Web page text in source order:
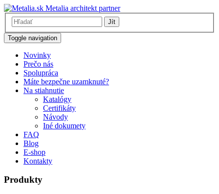
Metalia architekt partner
Jít
Toggle navigation
Novinky
Prečo nás
Spolupráca
Máte bezpečne uzamknuté?
Na stiahnutie
Katalógy
Certifikáty
Návody
Iné dokumety
FAQ
Blog
E-shop
Kontakty
Produkty